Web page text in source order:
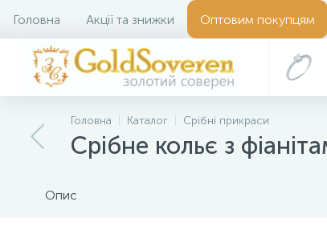
Головна Акції та знижки Оптовим покупцям
Головна Каталог Срібні прикраси
Срібне кольє з
Опис